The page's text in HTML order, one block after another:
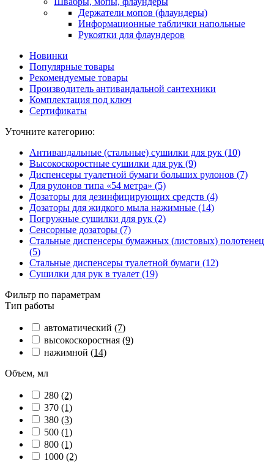
Держатели мопов (флаундеры)
Информационные таблички напольные
Рукоятки для флаундеров
Новинки
Популярные товары
Рекомендуемые товары
Производитель антивандальной сантехники
Комплектация под ключ
Сертификаты
Уточните категорию:
Антивандальные (стальные) сушилки для рук (10)
Высокоскоростные сушилки для рук (9)
Диспенсеры туалетной бумаги больших рулонов (7)
Для рулонов типа «54 метра» (5)
Дозаторы для дезинфицирующих средств (4)
Дозаторы для жидкого мыла нажимные (14)
Погружные сушилки для рук (2)
Сенсорные дозаторы (7)
Стальные диспенсеры бумажных (листовых) полотенец
(5)
Стальные диспенсеры туалетной бумаги (12)
Сушилки для рук в туалет (19)
Фильтр по параметрам
Тип работы
автоматический (7)
высокоскоростная (9)
нажимной (14)
Объем, мл
280 (2)
370 (1)
380 (3)
500 (1)
800 (1)
1000 (2)